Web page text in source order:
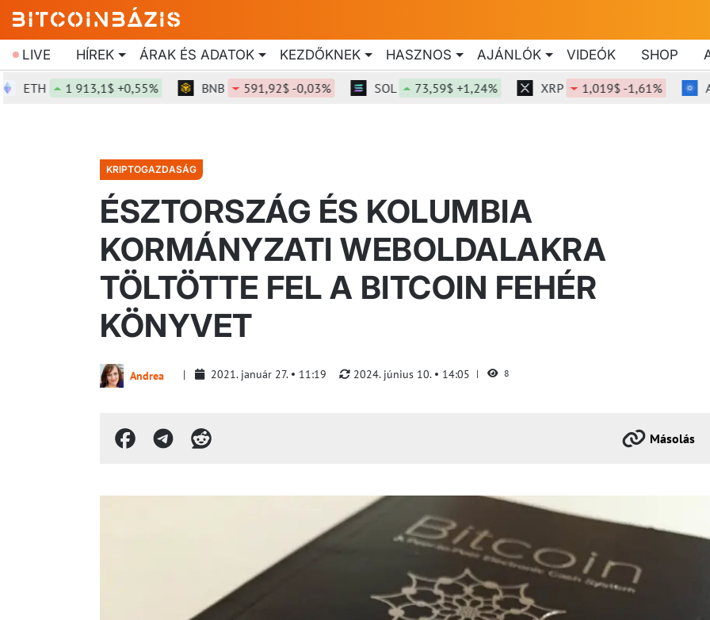
LIVE HÍREK ÁRAK ÉS ADATOK KEZDŐKNEK HASZNOS AJÁNLÓK VIDEÓK SHOP
1 913,1$ +0,55% BNB 591,92$ -0,03% SOL 73,59$ +1,24% XRP 1,019$ -1,61% ADA
KRIPTOGAZDASÁG
ÉSZTORSZÁG ÉS KOLUMBIA
KORMÁNYZATI WEBOLDALAKRA
TÖLTÖTTE FEL A BITCOIN FEHÉR
KÖNYVET
Andrea 2021. január 27. 11:19 2024. június 10. 14:05 8
Másolás